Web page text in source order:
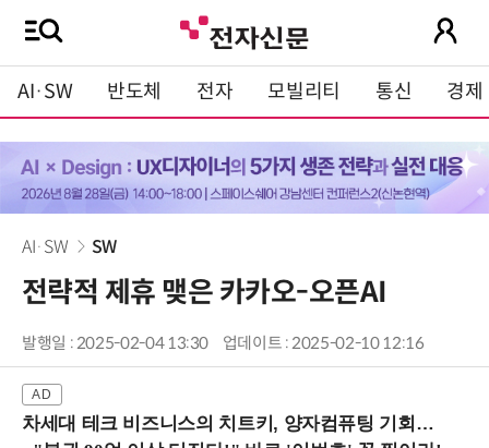
AI·SW 반도체 전자 모빌리티 통신 경제
AI·SW SW
전략적 제휴 맺은 카카오-오픈AI
발행일 : 2025-02-04 13:30 업데이트 : 2025-02-10 12:16
차세대 테크 비즈니스의 치트키, 양자컴퓨팅 기회를 선점하라! (8/28 강남역)